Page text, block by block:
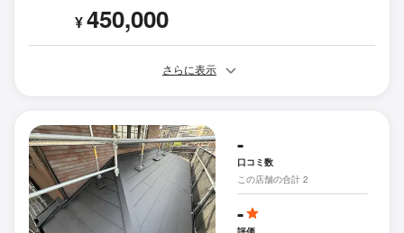
¥450,000
さらに表示
-
口コミ数
この店舗の合計 2
-